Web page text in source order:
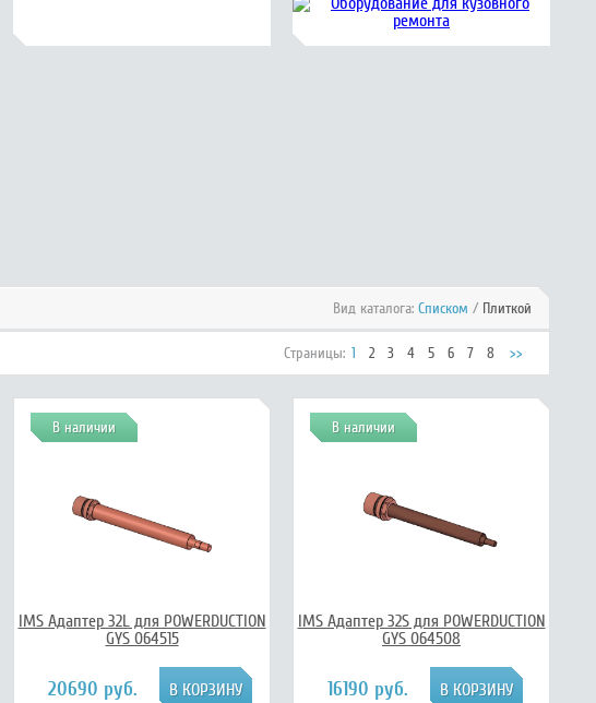
Вид каталога: Списком / Плиткой
Страницы: 1 2 3 4 5 6 7 8 >>
В наличии
IMS Адаптер 32L для POWERDUCTION
GYS 064515
20690 руб.
В наличии
IMS Адаптер 32S для POWERDUCTION
GYS 064508
16190 руб.